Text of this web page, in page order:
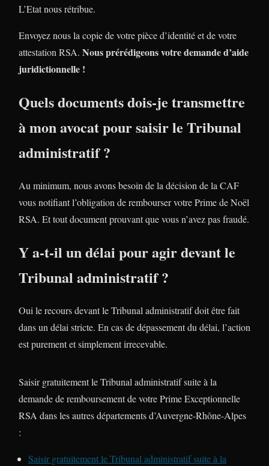
L’Etat nous rétribue.
Envoyez nous la copie de votre pièce d’identité et de votre
attestation RSA. Nous prérédigeons votre demande d’aide
juridictionnelle !
Quels documents dois-je transmettre
à mon avocat pour saisir le Tribunal
administratif ?
Au minimum, nous avons besoin de la décision de la CAF
vous notifiant l’obligation de rembourser votre Prime de Noël
RSA. Et tout document prouvant que vous n’avez pas fraudé.
Y a-t-il un délai pour agir devant le
Tribunal administratif ?
Oui le recours devant le Tribunal administratif doit être fait
dans un délai stricte. En cas de dépassement du délai, l’action
est purement et simplement irrecevable.
Saisir gratuitement le Tribunal administratif suite à la
demande de remboursement de votre Prime Exceptionnelle
RSA dans les autres départements d’Auvergne-Rhône-Alpes
:
Saisir gratuitement le Tribunal administratif suite à la